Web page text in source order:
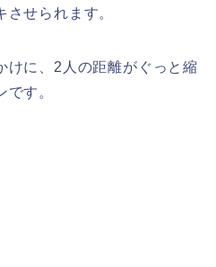
せられます。
けに、2人の距離がぐっと縮
す。